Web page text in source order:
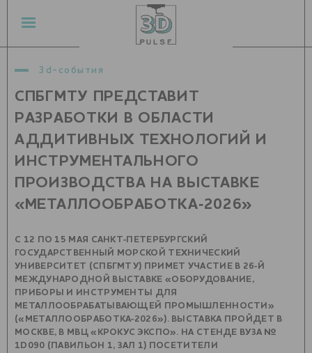
3d-события
СПБГМТУ ПРЕДСТАВИТ
РАЗРАБОТКИ В ОБЛАСТИ
АДДИТИВНЫХ ТЕХНОЛОГИЙ И
ИНСТРУМЕНТАЛЬНОГО
ПРОИЗВОДСТВА НА ВЫСТАВКЕ
«МЕТАЛЛООБРАБОТКА‑2026»
С 12 ПО 15 МАЯ САНКТ‑ПЕТЕРБУРГСКИЙ
ГОСУДАРСТВЕННЫЙ МОРСКОЙ ТЕХНИЧЕСКИЙ
УНИВЕРСИТЕТ (СПБГМТУ) ПРИМЕТ УЧАСТИЕ В 26‑Й
МЕЖДУНАРОДНОЙ ВЫСТАВКЕ «ОБОРУДОВАНИЕ,
ПРИБОРЫ И ИНСТРУМЕНТЫ ДЛЯ
МЕТАЛЛООБРАБАТЫВАЮЩЕЙ ПРОМЫШЛЕННОСТИ»
(«МЕТАЛЛООБРАБОТКА‑2026»). ВЫСТАВКА ПРОЙДЕТ В
МОСКВЕ, В МВЦ «КРОКУС ЭКСПО». НА СТЕНДЕ ВУЗА №
1D090 (ПАВИЛЬОН 1, ЗАЛ 1) ПОСЕТИТЕЛИ